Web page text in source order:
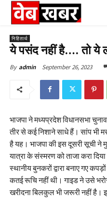
निहितार्थ
ये पसंद नहीं है…. तो ये
By admin September 26, 2023
भाजपा ने मध्यप्रदेश विधानसभा
तीर से कई निशाने साधे हैं। सांप भी
है यह। भाजपा की इस दूसरी सूची ने
यात्रा के संस्मरण को ताजा करा
स्थानीय बुनकरों द्वारा बनाए गए
कतई रूचि नहीं थी। गाइड ने उसे
खरीदना बिलकुल भी जरूरी नहीं है।